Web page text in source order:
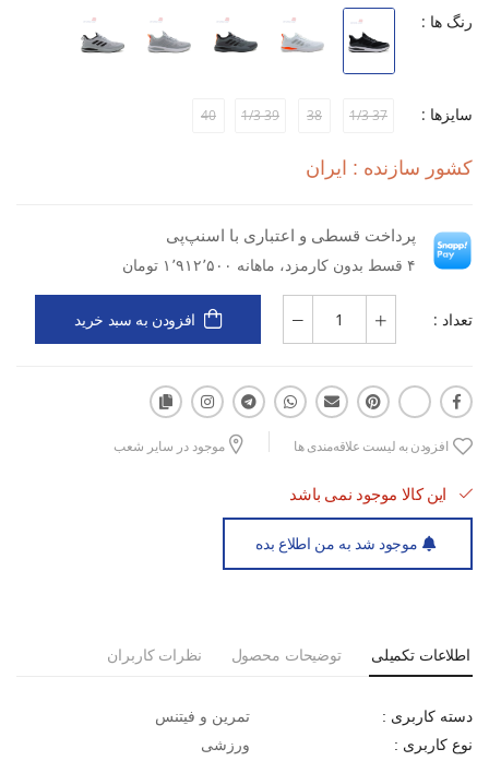
رنگ ها :
سایزها : 37 1/3
38
39 1/3
40
کشور سازنده : ایران
پرداخت قسطی و اعتباری با اسنپ‌پی
۴ قسط بدون کارمزد، ماهانه ۱٬۹۱۲٬۵۰۰ تومان
تعداد : افزودن به سبد خرید
افزودن به لیست علاقه‌مندی ها موجود در سایر شعب
این کالا موجود نمی باشد
موجود شد به من اطلاع بده
اطلاعات تکمیلی توضیحات محصول نظرات کاربران
دسته کاربری : تمرین و فیتنس
نوع کاربری : ورزشی